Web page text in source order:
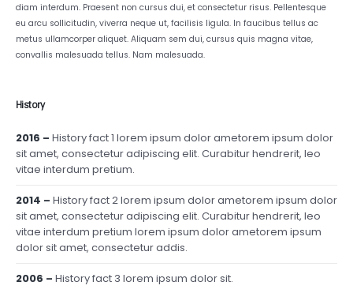
diam interdum. Praesent non cursus dui, et consectetur risus. Pellentesque
eu arcu sollicitudin, viverra neque ut, facilisis ligula. In faucibus tellus ac
metus ullamcorper aliquet. Aliquam sem dui, cursus quis magna vitae,
convallis malesuada tellus. Nam malesuada.
History
2016 – History fact 1 lorem ipsum dolor ametorem ipsum dolor
sit amet, consectetur adipiscing elit. Curabitur hendrerit, leo
vitae interdum pretium.
2014 – History fact 2 lorem ipsum dolor ametorem ipsum dolor
sit amet, consectetur adipiscing elit. Curabitur hendrerit, leo
vitae interdum pretium lorem ipsum dolor ametorem ipsum
dolor sit amet, consectetur addis.
2006 – History fact 3 lorem ipsum dolor sit.